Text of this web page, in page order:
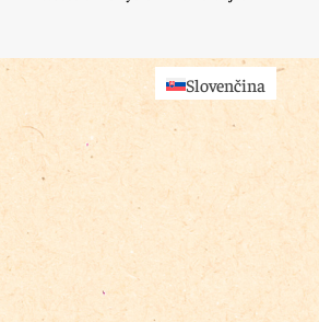
Slovenčina